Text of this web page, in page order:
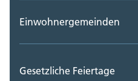
Einwohnergemeinden
Gesetzliche Feiertage